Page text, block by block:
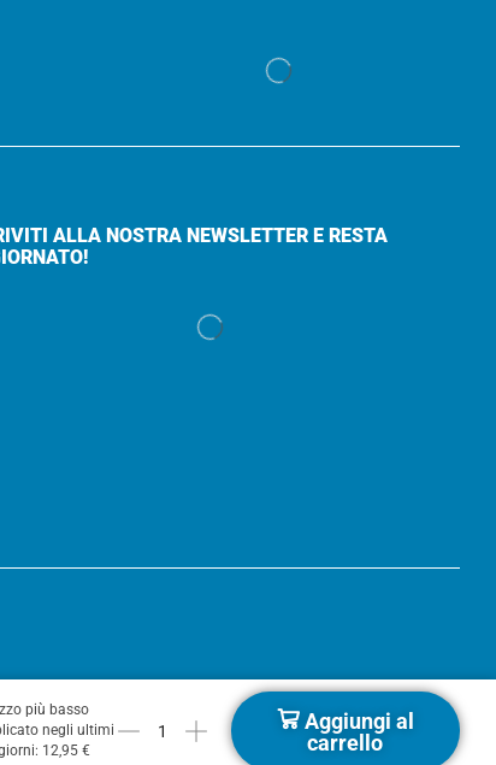
ALLA NOSTRA NEWSLETTER E RESTA
più basso
negli ultimi
12,95 €
Aggiungi al
carrello